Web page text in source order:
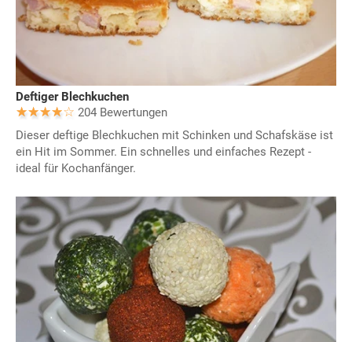
Deftiger Blechkuchen
204 Bewertungen
Dieser deftige Blechkuchen mit Schinken und Schafskäse ist
ein Hit im Sommer. Ein schnelles und einfaches Rezept -
ideal für Kochanfänger.